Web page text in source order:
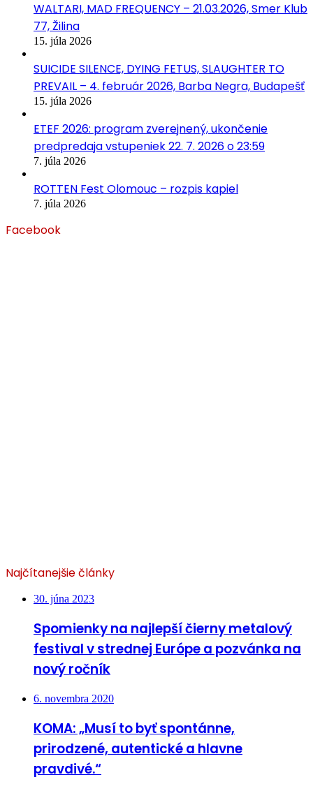
WALTARI, MAD FREQUENCY – 21.03.2026, Smer Klub
77, Žilina
15. júla 2026
SUICIDE SILENCE, DYING FETUS, SLAUGHTER TO
PREVAIL – 4. február 2026, Barba Negra, Budapešť
15. júla 2026
ETEF 2026: program zverejnený, ukončenie
predpredaja vstupeniek 22. 7. 2026 o 23:59
7. júla 2026
ROTTEN Fest Olomouc – rozpis kapiel
7. júla 2026
Facebook
Najčítanejšie články
30. júna 2023
Spomienky na najlepší čierny metalový
festival v strednej Európe a pozvánka na
nový ročník
6. novembra 2020
KOMA: „Musí to byť spontánne,
prirodzené, autentické a hlavne
pravdivé.“